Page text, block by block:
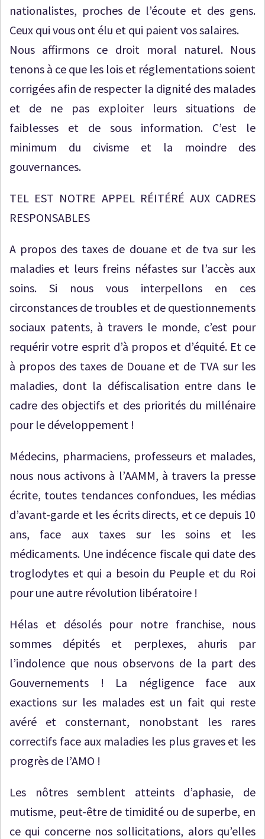
nationalistes, proches de l’écoute et des gens.
Ceux qui vous ont élu et qui paient vos salaires.
Nous affirmons ce droit moral naturel. Nous
tenons à ce que les lois et réglementations soient
corrigées afin de respecter la dignité des malades
et de ne pas exploiter leurs situations de
faiblesses et de sous information. C’est le
minimum du civisme et la moindre des
gouvernances.
TEL EST NOTRE APPEL RÉITÉRÉ AUX CADRES
RESPONSABLES
A propos des taxes de douane et de tva sur les
maladies et leurs freins néfastes sur l’accès aux
soins. Si nous vous interpellons en ces
circonstances de troubles et de questionnements
sociaux patents, à travers le monde, c’est pour
requérir votre esprit d’à propos et d’équité. Et ce
à propos des taxes de Douane et de TVA sur les
maladies, dont la défiscalisation entre dans le
cadre des objectifs et des priorités du millénaire
pour le développement !
Médecins, pharmaciens, professeurs et malades,
nous nous activons à l’AAMM, à travers la presse
écrite, toutes tendances confondues, les médias
d’avant-garde et les écrits directs, et ce depuis 10
ans, face aux taxes sur les soins et les
médicaments. Une indécence fiscale qui date des
troglodytes et qui a besoin du Peuple et du Roi
pour une autre révolution libératoire !
Hélas et désolés pour notre franchise, nous
sommes dépités et perplexes, ahuris par
l’indolence que nous observons de la part des
Gouvernements ! La négligence face aux
exactions sur les malades est un fait qui reste
avéré et consternant, nonobstant les rares
correctifs face aux maladies les plus graves et les
progrès de l’AMO !
Les nôtres semblent atteints d’aphasie, de
mutisme, peut-être de timidité ou de superbe, en
ce qui concerne nos sollicitations, alors qu’elles